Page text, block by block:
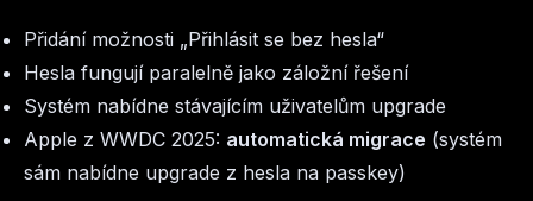
Přidání možnosti „Přihlásit se bez hesla“
Hesla fungují paralelně jako záložní řešení
Systém nabídne stávajícím uživatelům upgrade
Apple z WWDC 2025: automatická migrace (systém
sám nabídne upgrade z hesla na passkey)